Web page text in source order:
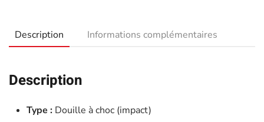
pans
JBM-
11165
Description Informations complémentaires
Description
Type : Douille à choc (impact)